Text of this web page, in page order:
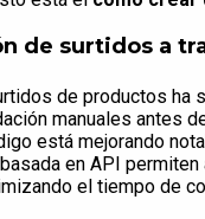
de surtidos a
de productos ha
manuales antes
está mejorando
en API
el tiempo de